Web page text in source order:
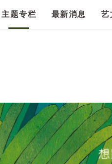
主题专栏 最新消息 艺